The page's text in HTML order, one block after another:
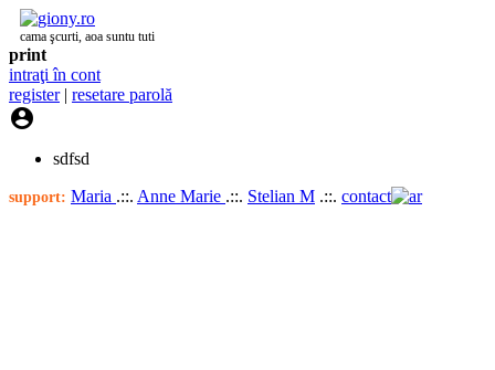
cama şcurti, aoa suntu tuti
print
intraţi în cont
register| resetare parolă

sdfsd
support: Maria .::. Anne Marie .::. Stelian M .::. contact